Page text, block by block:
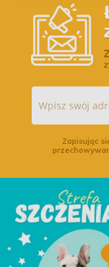
Zapisując